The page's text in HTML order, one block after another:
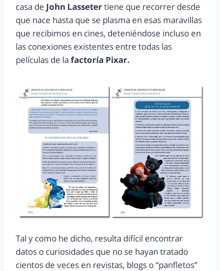
casa de John Lassetertiene que recorrer desde
que nace hasta que se plasma en esas maravillas
que recibimos en cines, deteniéndose incluso en
las conexiones existentes entre todas las
películas de la factoría Pixar.
Tal y como he dicho, resulta difícil encontrar
datos o curiosidades que no se hayan tratado
cientos de veces en revistas, blogs o “panfletos”